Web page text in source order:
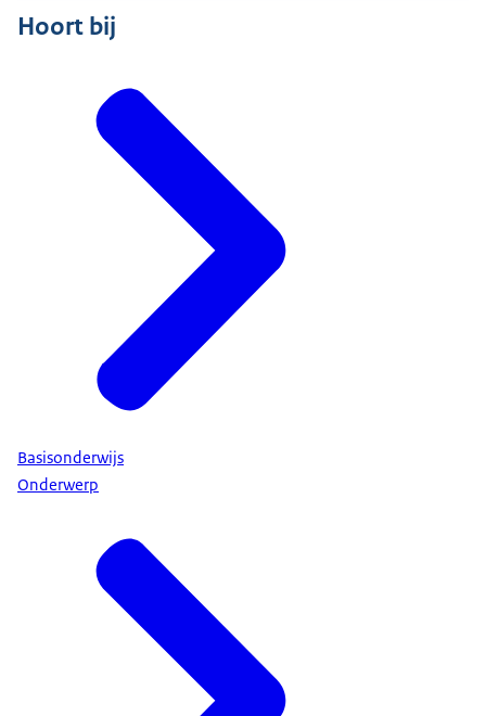
Hoort bij
Basisonderwijs
Onderwerp